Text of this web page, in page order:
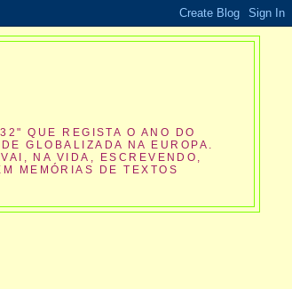
QUE REGISTA O ANO DO
GLOBALIZADA NA EUROPA.
NA VIDA, ESCREVENDO,
MEMÓRIAS DE TEXTOS